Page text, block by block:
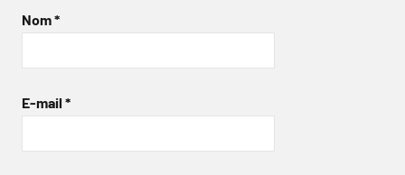
Nom*
E-mail *